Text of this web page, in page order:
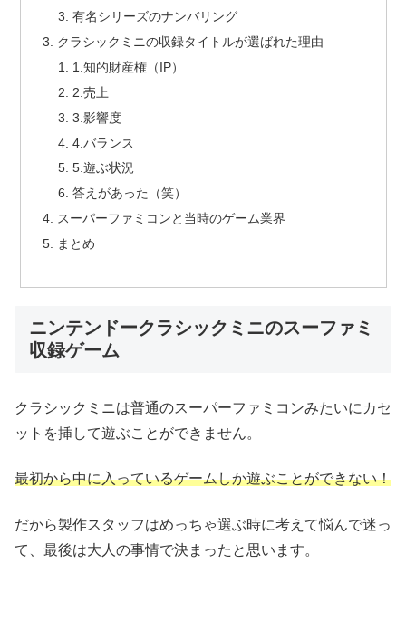
有名シリーズのナンバリング
クラシックミニの収録タイトルが選ばれた理由
1.知的財産権（IP）
2.売上
3.影響度
4.バランス
5.遊ぶ状況
答えがあった（笑）
スーパーファミコンと当時のゲーム業界
まとめ
ニンテンドークラシックミニのスーファミ
収録ゲーム
クラシックミニは普通のスーパーファミコンみたいにカセ
ットを挿して遊ぶことができません。
最初から中に入っているゲームしか遊ぶことができない！
だから製作スタッフはめっちゃ選ぶ時に考えて悩んで迷っ
て、最後は大人の事情で決まったと思います。